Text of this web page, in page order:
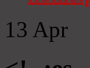
13 Apr